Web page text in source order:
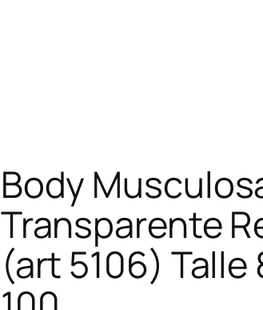
Body
Transparente
(art 5106) Talle